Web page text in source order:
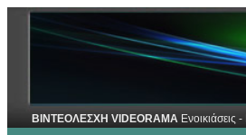
ΒΙΝΤΕΟΛΕΣΧΗ VIDEORAMA